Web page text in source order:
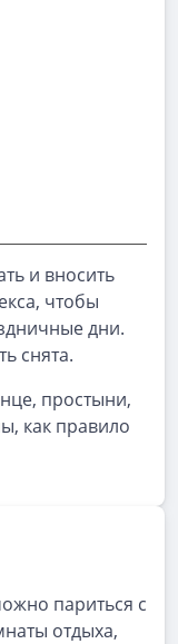
и вносить
чтобы
дни.
снята.
простыни,
как правило
париться с
отдыха,